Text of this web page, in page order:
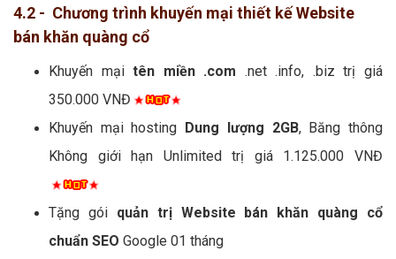
4.2 - Chương trình khuyến mại thiết kế Website
bán khăn quàng cổ
Khuyến mạitên miền .com .net .info, .biz trị giá
350.000 VNĐ
Khuyến mại hosting Dung lượng 2GB, Băng thông
Không giới hạn Unlimited trị giá 1.125.000 VNĐ
Tặng gói quản trị Website bán khăn quàng cổ
chuẩn SEO Google 01 tháng